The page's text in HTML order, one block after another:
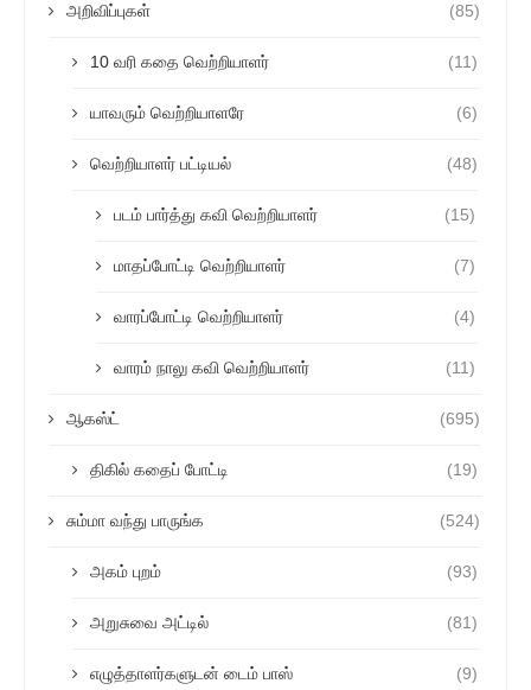
அறிவிப்புகள் (85)
10 வரி கதை வெற்றியாளர் (11)
யாவரும் வெற்றியாளரே (6)
வெற்றியாளர் பட்டியல் (48)
படம் பார்த்து கவி வெற்றியாளர் (15)
மாதப்போட்டி வெற்றியாளர் (7)
வாரப்போட்டி வெற்றியாளர் (4)
வாரம் நாலு கவி வெற்றியாளர் (11)
ஆகஸ்ட் (695)
திகில் கதைப் போட்டி (19)
சும்மா வந்து பாருங்க (524)
அகம் புறம் (93)
அறுசுவை அட்டில் (81)
எழுத்தாளர்களுடன் டைம் பாஸ் (9)